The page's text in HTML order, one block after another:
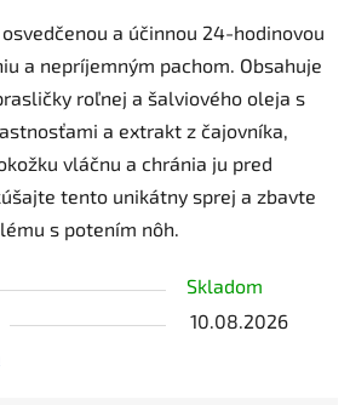
a účinnou 24-hodinovou
a nepríjemným pachom. Obsahuje
roľnej a šalviového oleja s
a extrakt z čajovníka,
vláčnu a chránia ju pred
tento unikátny sprej a zbavte
s potením nôh.
Skladom
10.08.2026